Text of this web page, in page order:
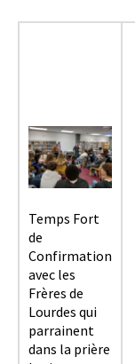
Temps Fort
de
Confirmation
avec les
Frères de
Lourdes qui
parrainent
dans la prière